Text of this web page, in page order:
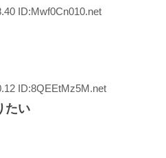
ID:Mwf0Cn010.net
ID:8QEEtMz5M.net
たい